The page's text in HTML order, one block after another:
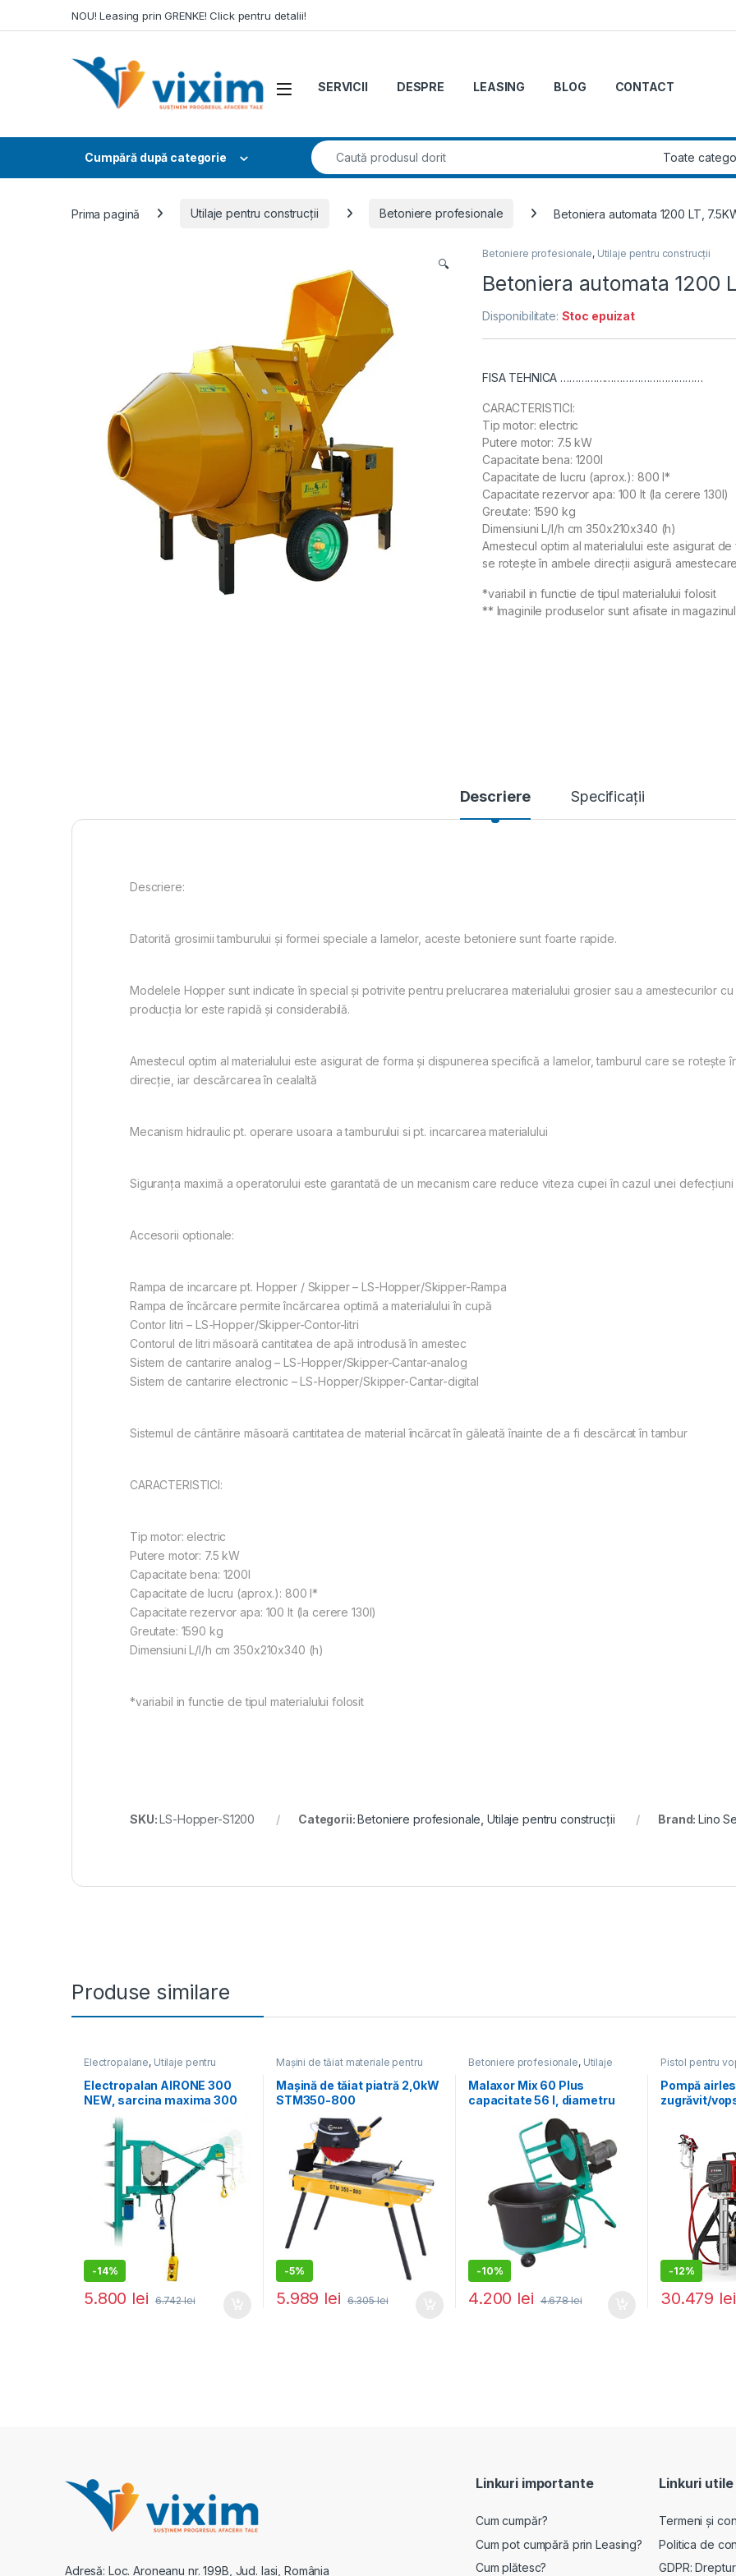
NOU! Leasing prin GRENKE! Click pentru detalii!
SERVICII DESPRE LEASING BLOG CONTACT
Cumpără după categorie
Search for:
Prima pagină Utilaje pentru construcții Betoniere profesionale Betoniera automata 1200 LT,
🔍
Betoniere profesionale, Utilaje pentru construcții
Betoniera automata 1200
Disponibilitate: Stoc epuizat
FISA TEHNICA …………………………………………
CARACTERISTICI:
Tip motor: electric
Putere motor: 7.5 kW
Capacitate bena: 1200l
Capacitate de lucru (aprox.): 800 l*
Capacitate rezervor apa: 100 lt (la cerere 130l)
Greutate: 1590 kg
Dimensiuni L/l/h cm 350x210x340 (h)
Amestecul optim al materialului este asigurat
se rotește în ambele direcții asigură
*variabil in functie de tipul materialului folosit
** Imaginile produselor sunt afisate in
Descriere Specificații
Descriere:
Datorită grosimii tamburului și formei speciale a lamelor, aceste betoniere sunt foarte rapide.
Modelele Hopper sunt indicate în special și potrivite pentru prelucrarea materialului grosier sau a amestecurilor
producția lor este rapidă și considerabilă.
Amestecul optim al materialului este asigurat de forma și dispunerea specifică a lamelor, tamburul care se rotește
direcție, iar descărcarea în cealaltă
Mecanism hidraulic pt. operare usoara a tamburului si pt. incarcarea materialului
Siguranța maximă a operatorului este garantată de un mecanism care reduce viteza cupei în cazul unei defecțiuni
Accesorii optionale:
Rampa de incarcare pt. Hopper / Skipper – LS-Hopper/Skipper-Rampa
Rampa de încărcare permite încărcarea optimă a materialului în cupă
Contor litri – LS-Hopper/Skipper-Contor-litri
Contorul de litri măsoară cantitatea de apă introdusă în amestec
Sistem de cantarire analog – LS-Hopper/Skipper-Cantar-analog
Sistem de cantarire electronic – LS-Hopper/Skipper-Cantar-digital
Sistemul de cântărire măsoară cantitatea de material încărcat în găleată înainte de a fi descărcat în tambur
CARACTERISTICI:
Tip motor: electric
Putere motor: 7.5 kW
Capacitate bena: 1200l
Capacitate de lucru (aprox.): 800 l*
Capacitate rezervor apa: 100 lt (la cerere 130l)
Greutate: 1590 kg
Dimensiuni L/l/h cm 350x210x340 (h)
*variabil in functie de tipul materialului folosit
SKU:LS-Hopper-S1200 Categorii:Betoniere profesionale ,Utilaje pentru construcții Brand:Lino
Produse similare
Electropalane, Utilaje pentru
construcții
Electropalan AIRONE 300
NEW, sarcina maxima 300
kg, inaltime maxima 30 m,
motor 230V, 1.1 kW
-14%
5.800 lei 6.742lei
Mașini de tăiat materiale pentru
construcții
Utilaje pentru construcții
Mașină de tăiat piatră 2,0kW
STM350-800
-5%
5.989 lei 6.305lei
Betoniere profesionale, Utilaje
pentru construcții
Malaxor Mix 60 Plus
capacitate 56 l, diametru
cuva 580 mm, motor 230V,
-10%
4.200 lei 4.678lei
Pistol pentru
construcții
Pompă
zugrăvit/
-12%
30.479 lei
Adresă: Loc. Aroneanu nr. 199B, Jud. Iasi, România
Linkuri importante
Cum cumpăr?
Cum pot cumpără prin Leasing?
Cum plătesc?
Linkuri utile
Termeni și
Politica de
GDPR: